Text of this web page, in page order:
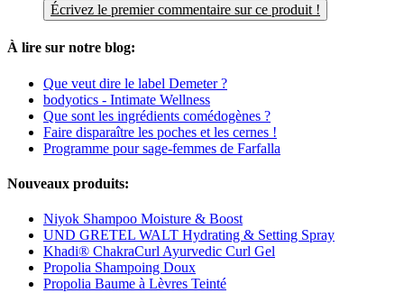
Écrivez le premier commentaire sur ce produit !
À lire sur notre blog:
Que veut dire le label Demeter ?
bodyotics - Intimate Wellness
Que sont les ingrédients comédogènes ?
Faire disparaître les poches et les cernes !
Programme pour sage-femmes de Farfalla
Nouveaux produits:
Niyok Shampoo Moisture & Boost
UND GRETEL WALT Hydrating & Setting Spray
Khadi® ChakraCurl Ayurvedic Curl Gel
Propolia Shampoing Doux
Propolia Baume à Lèvres Teinté